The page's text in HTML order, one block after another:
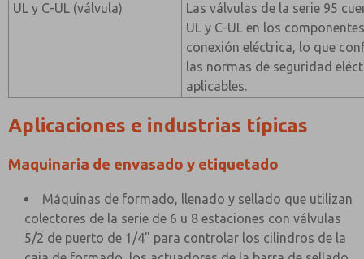
UL y C-UL (válvula)
Las válvulas de la serie 95
UL y C-UL en los
conexión eléctrica, lo que
las normas de seguridad
aplicables.
Aplicaciones e industrias típicas
Maquinaria de envasado y etiquetado
Máquinas de formado, llenado y sellado que utilizan
colectores de la serie de 6 u 8 estaciones con válvulas
5/2 de puerto de 1/4" para controlar los cilindros de la